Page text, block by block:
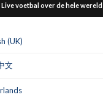
Live voetbal over de hele wereld
(UK)
文